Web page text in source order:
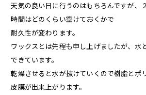
天気の良い日に行うのはもちろんですが、
時間はどのくらい空けておくかで
耐久性が変わります。
ワックスとは先程も申し上げましたが、水
できています。
乾燥させると水が抜けていくので樹脂とポ
皮膜が出来上がります。